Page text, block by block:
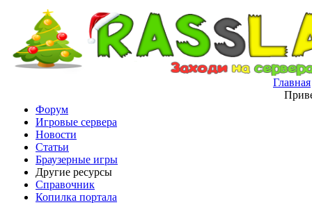
Главная
Форум
Игровые сервера
Новости
Статьи
Браузерные игры
Другие ресурсы
Справочник
Копилка портала